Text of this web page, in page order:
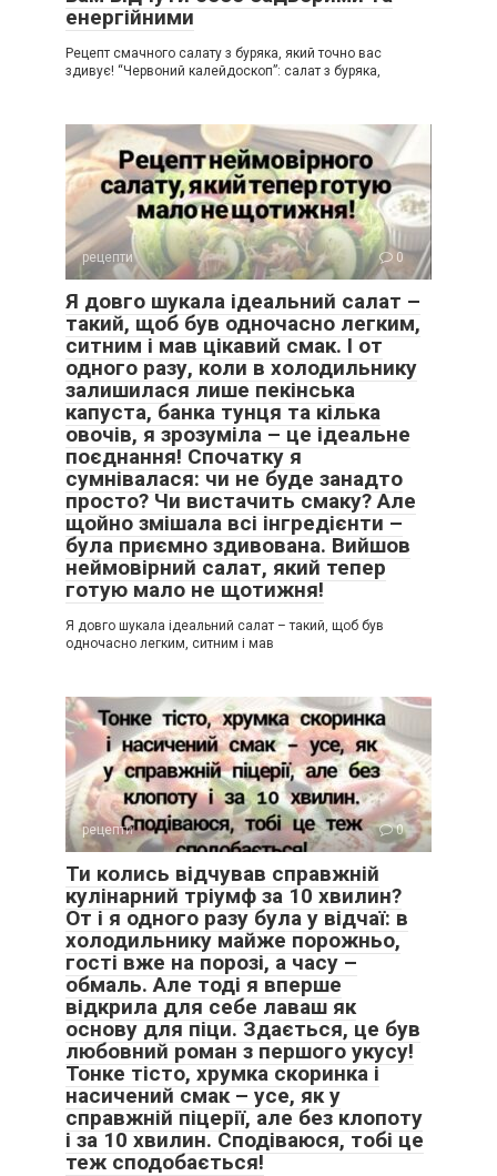
енергійними
Рецепт смачного салату з буряка, який точно вас
здивує! “Червоний калейдоскоп”: салат з буряка,
рецепти 0
Я довго шукала ідеальний салат –
такий, щоб був одночасно легким,
ситним і мав цікавий смак. І от
одного разу, коли в холодильнику
залишилася лише пекінська
капуста, банка тунця та кілька
овочів, я зрозуміла – це ідеальне
поєднання! Спочатку я
сумнівалася: чи не буде занадто
просто? Чи вистачить смаку? Але
щойно змішала всі інгредієнти –
була приємно здивована. Вийшов
неймовірний салат, який тепер
готую мало не щотижня!
Я довго шукала ідеальний салат – такий, щоб був
одночасно легким, ситним і мав
рецепти 0
Ти колись відчував справжній
кулінарний тріумф за 10 хвилин?
От і я одного разу була у відчаї: в
холодильнику майже порожньо,
гості вже на порозі, а часу –
обмаль. Але тоді я вперше
відкрила для себе лаваш як
основу для піци. Здається, це був
любовний роман з першого укусу!
Тонке тісто, хрумка скоринка і
насичений смак – усе, як у
справжній піцерії, але без клопоту
і за 10 хвилин. Сподіваюся, тобі це
теж сподобається!